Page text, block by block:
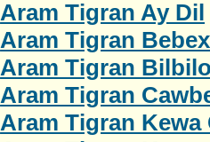
Aram Tigran Ay Dil
Aram Tigran
Aram Tigran
Aram Tigran
Aram Tigran Kewa